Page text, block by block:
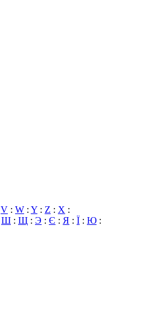
V : W : Y : Z : X :
Ш : Щ : Э : Є : Я : Ї : Ю :